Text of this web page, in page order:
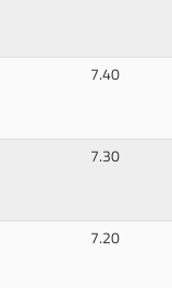
7.40
7.30
7.20